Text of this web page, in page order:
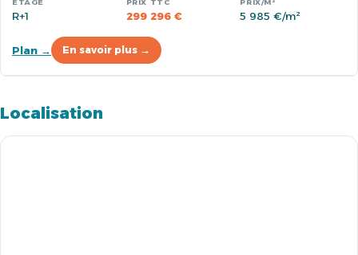
R+1 299 296 € 5 985 €/m²
Plan → En savoir plus →
Localisation